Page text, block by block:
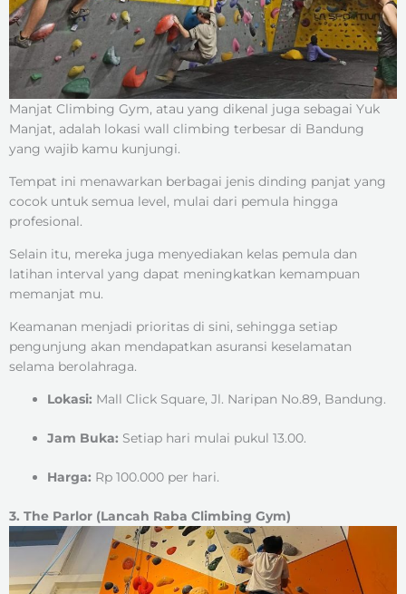
Manjat Climbing Gym, atau yang dikenal juga sebagai Yuk
Manjat, adalah lokasi wall climbing terbesar di Bandung
yang wajib kamu kunjungi.
Tempat ini menawarkan berbagai jenis dinding panjat yang
cocok untuk semua level, mulai dari pemula hingga
profesional.
Selain itu, mereka juga menyediakan kelas pemula dan
latihan interval yang dapat meningkatkan kemampuan
memanjat mu.
Keamanan menjadi prioritas di sini, sehingga setiap
pengunjung akan mendapatkan asuransi keselamatan
selama berolahraga.
Lokasi: Mall Click Square, Jl. Naripan No.89, Bandung.
Jam Buka: Setiap hari mulai pukul 13.00.
Harga: Rp 100.000 per hari.
3. The Parlor (Lancah Raba Climbing Gym)